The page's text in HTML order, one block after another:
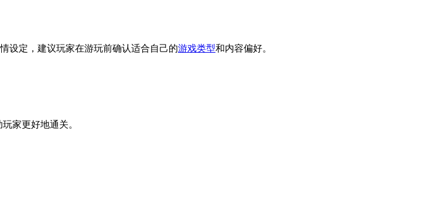
设定，建议玩家在游玩前确认适合自己的游戏类型和内容偏好。
家更好地通关。